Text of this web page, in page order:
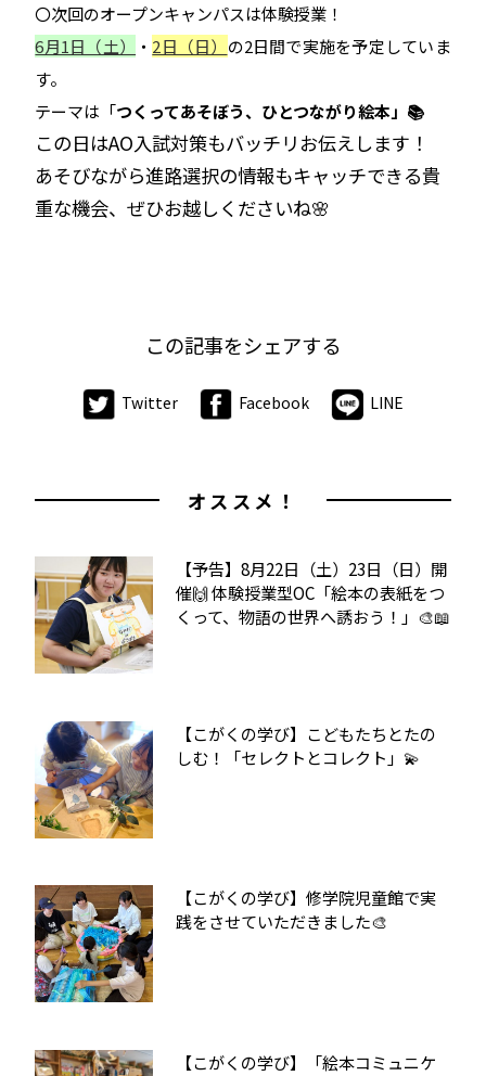
〇次回のオープンキャンパスは体験授業！
6月1日（土）
・ 2日（日） の2日間で実施を予定していま
す。
テーマは「つくってあそぼう、ひとつながり絵本」📚
この日はAO入試対策もバッチリお伝えします！
あそびながら進路選択の情報もキャッチできる貴
重な機会、ぜひお越しくださいね🌸
この記事をシェアする
Twitter Facebook LINE
オススメ！
【予告】8月22日（土）23日（日）開
催🙌 体験授業型OC「絵本の表紙をつ
くって、物語の世界へ誘おう！」🎨📖
【こがくの学び】こどもたちとたの
しむ！「セレクトとコレクト」💫
【こがくの学び】修学院児童館で実
践をさせていただきました🎨
【こがくの学び】「絵本コミュニケ